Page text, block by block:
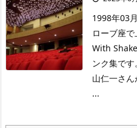
1998年03
ローブ座
With
ンク集で
山仁一さ
...